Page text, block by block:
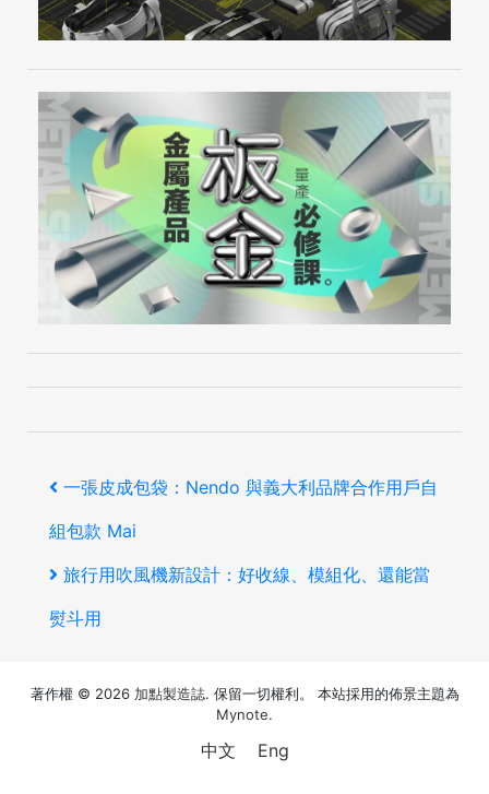
章
導
覽
上
一
篇
文
一張皮成包袋：Nendo 與義大利品牌合作用戶自
組包款 Mai
下
一
文
旅行用吹風機新設計：好收線、模組化、還能當
熨斗用
著作權 © 2026 加點製造誌. 保留一切權利。 本站採用的佈景主題為
Mynote.
中文 Eng